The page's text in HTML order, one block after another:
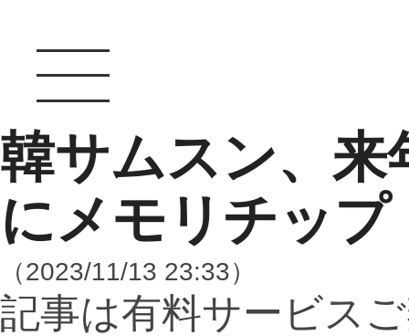
韓サムスン、来
にメモリチッ
（2023/11/13 23:33）
記事は有料サービス